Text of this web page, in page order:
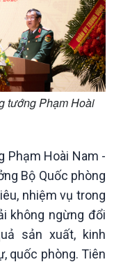
tướng Phạm Hoài
Phạm Hoài Nam -
Bộ Quốc phòng
nhiệm vụ trong
không ngừng đổi
sản xuất, kinh
quốc phòng. Tiên